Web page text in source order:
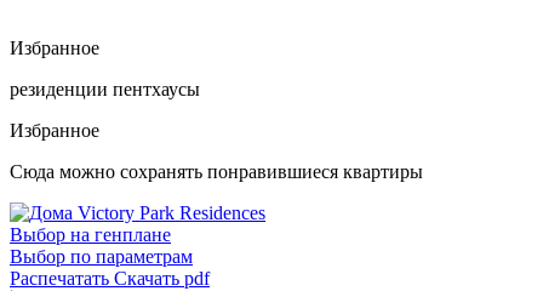
Избранное
резиденции пентхаусы
Избранное
Сюда можно сохранять понравившиеся квартиры
Выбор на генплане
Выбор по параметрам
Распечатать Скачать pdf